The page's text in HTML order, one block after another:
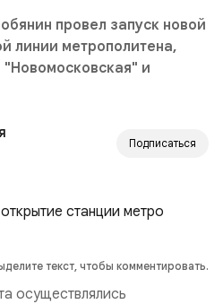
провел запуск новой
линии метрополитена,
и
Подписаться
текст, чтобы комментировать.
осуществлялись